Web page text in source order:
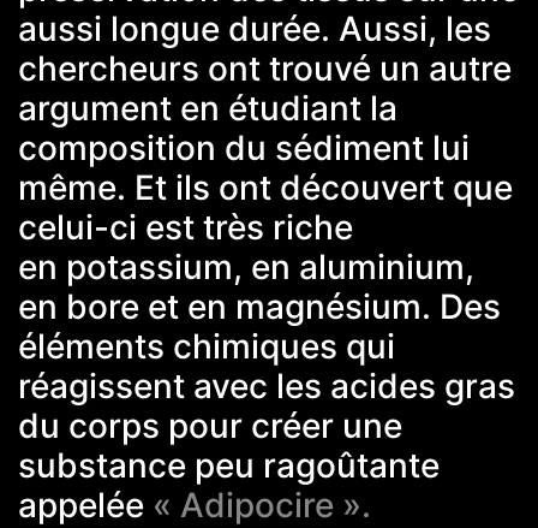
aussi longue durée. Aussi, les
chercheurs ont trouvé un autre
argument en étudiant la
composition du sédiment lui
même. Et ils ont découvert que
celui-ci est très riche
en potassium, en aluminium,
en bore et en magnésium. Des
éléments chimiques qui
réagissent avec les acides gras
du corps pour créer une
substance peu ragoûtante
appelée « Adipocire ».